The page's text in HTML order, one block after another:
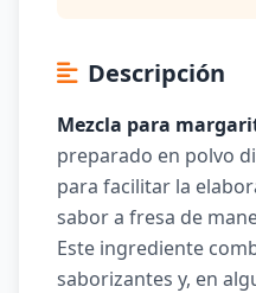
Descripción
Mezcla para
preparado en polvo
para facilitar la
sabor a fresa de
Este ingrediente
saborizantes y, en